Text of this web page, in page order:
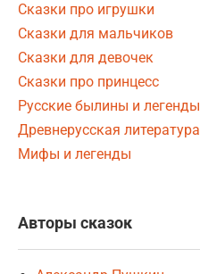
Сказки про игрушки
Сказки для мальчиков
Сказки для девочек
Сказки про принцесс
Русские былины и легенды
Древнерусская литература
Мифы и легенды
Авторы сказок